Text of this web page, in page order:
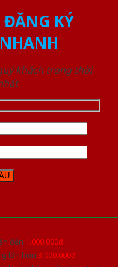
ĐĂNG KÝ
khách trong thời
đến 1.000.000đ
lớn hơn 3.000.000đ